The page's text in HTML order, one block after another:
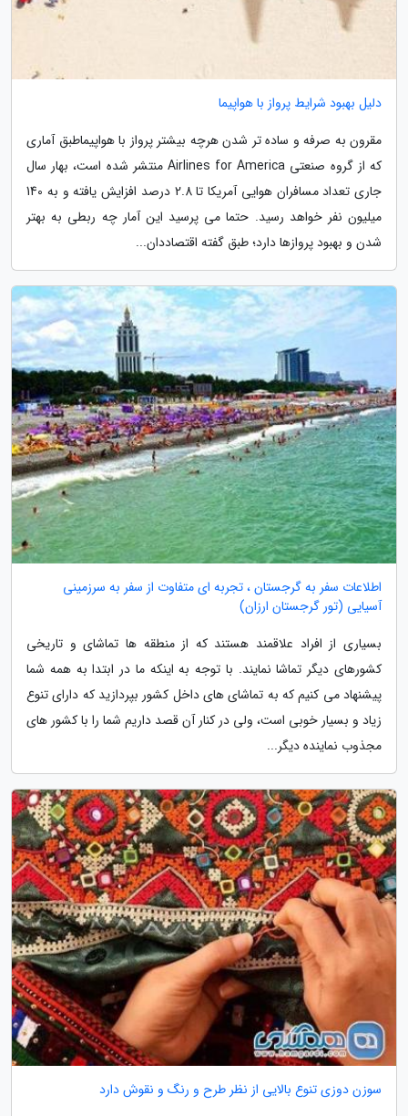
دلیل بهبود شرایط پرواز با هواپیما
مقرون به صرفه و ساده تر شدن هرچه بیشتر پرواز با هواپیماطبق آماری
که از گروه صنعتی Airlines for America منتشر شده است، بهار سال
جاری تعداد مسافران هوایی آمریکا تا 2.8 درصد افزایش یافته و به 140
میلیون نفر خواهد رسید. حتما می پرسید این آمار چه ربطی به بهتر
شدن و بهبود پروازها دارد؛ طبق گفته اقتصاددان...
اطلاعات سفر به گرجستان ، تجربه ای متفاوت از سفر به سرزمینی
آسیایی (تور گرجستان ارزان)
بسیاری از افراد علاقمند هستند که از منطقه ها تماشای و تاریخی
کشورهای دیگر تماشا نمایند. با توجه به اینکه ما در ابتدا به همه شما
پیشنهاد می کنیم که به تماشای های داخل کشور بپردازید که دارای تنوع
زیاد و بسیار خوبی است، ولی در کنار آن قصد داریم شما را با کشور های
مجذوب نماینده دیگر...
سوزن دوزی تنوع بالایی از نظر طرح و رنگ و نقوش دارد